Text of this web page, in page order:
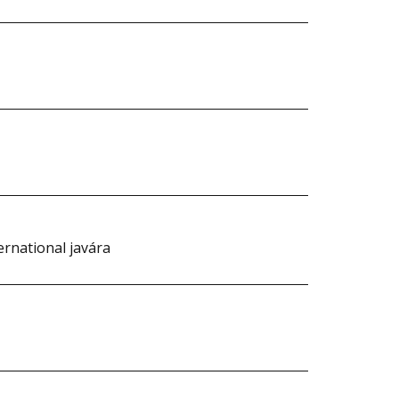
javára